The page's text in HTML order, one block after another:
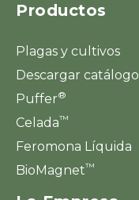
Productos
Plagas y cultivos
Descargar catálogo
Puffer®
Celada™
Feromona Líquida
BioMagnet™